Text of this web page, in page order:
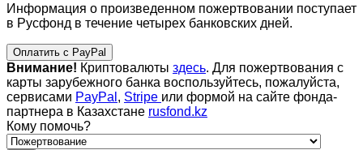
Информация о произведенном пожертвовании поступает
в Русфонд в течение четырех банковских дней.
Оплатить с PayPal
Внимание! Криптовалюты здесь. Для пожертвования с
карты зарубежного банка воспользуйтесь, пожалуйста,
сервисами PayPal , Stripe или формой на сайте фонда-
партнера в Казахстане rusfond.kz
Кому помочь?